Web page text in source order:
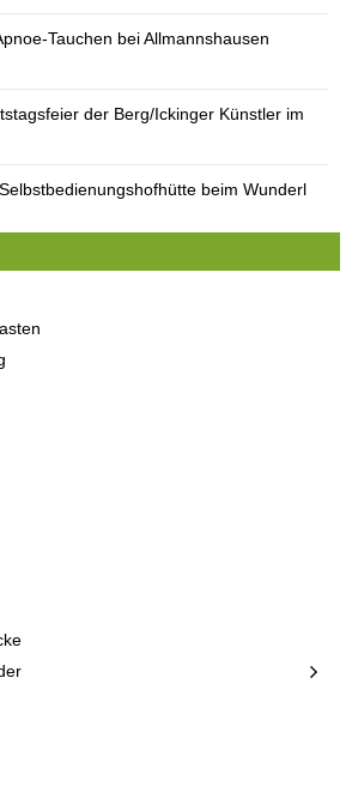
Tauchen bei Allmannshausen
der Berg/Ickinger Künstler im
beim Wunderl